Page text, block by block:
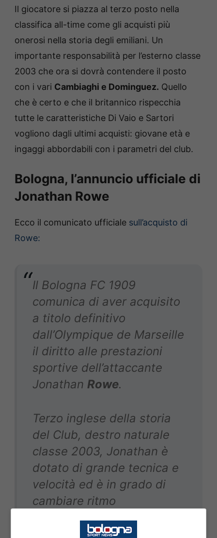
Il giocatore si piazza al terzo posto nella
classifica all-time come gli acquisti più
onerosi nella storia degli emiliani. Un
importante responsabilità per l’esterno classe
2003 che ora si dovrà contendere il posto
con i vari Cambiaghi e Dominguez. Quello
che è certo e che il britannico rispecchia
tutte le caratteristiche Di Vaio e Sartori
vogliono dagli ultimi acquisti: giovane età e
ingaggi abbordabili con i parametri del club.
Bologna, l’annuncio ufficiale di
Jonathan Rowe
Ecco il comunicato ufficiale sull’acquisto di
Rowe:
Il Bologna FC 1909
comunica di aver acquisito
a titolo definitivo
dall’Olympique de Marseille
il diritto alle prestazioni
sportive dell’attaccante
Jonathan Rowe.
Terzo inglese della storia
del Club, destro naturale
classe 2003, Jonathan è
dotato di grande tecnica e
velocità ed è in grado di
cambiare ritmo
rapidamente. La sua
statura non molto elevata